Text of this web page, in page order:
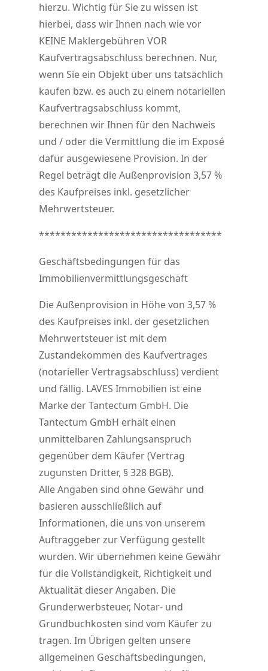
hierzu. Wichtig für Sie zu wissen ist
hierbei, dass wir Ihnen nach wie vor
KEINE Maklergebühren VOR
Kaufvertragsabschluss berechnen. Nur,
wenn Sie ein Objekt über uns tatsächlich
kaufen bzw. es auch zu einem notariellen
Kaufvertragsabschluss kommt,
berechnen wir Ihnen für den Nachweis
und / oder die Vermittlung die im Exposé
dafür ausgewiesene Provision. In der
Regel beträgt die Außenprovision 3,57 %
des Kaufpreises inkl. gesetzlicher
Mehrwertsteuer.
**********************************
Geschäftsbedingungen für das
Immobilienvermittlungsgeschäft
Die Außenprovision in Höhe von 3,57 %
des Kaufpreises inkl. der gesetzlichen
Mehrwertsteuer ist mit dem
Zustandekommen des Kaufvertrages
(notarieller Vertragsabschluss) verdient
und fällig. LAVES Immobilien ist eine
Marke der Tantectum GmbH. Die
Tantectum GmbH erhält einen
unmittelbaren Zahlungsanspruch
gegenüber dem Käufer (Vertrag
zugunsten Dritter, § 328 BGB).
Alle Angaben sind ohne Gewähr und
basieren ausschließlich auf
Informationen, die uns von unserem
Auftraggeber zur Verfügung gestellt
wurden. Wir übernehmen keine Gewähr
für die Vollständigkeit, Richtigkeit und
Aktualität dieser Angaben. Die
Grunderwerbsteuer, Notar- und
Grundbuchkosten sind vom Käufer zu
tragen. Im Übrigen gelten unsere
allgemeinen Geschäftsbedingungen,